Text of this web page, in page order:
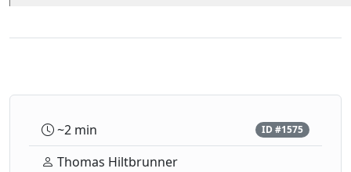
~2 min ID #1575
Thomas Hiltbrunner